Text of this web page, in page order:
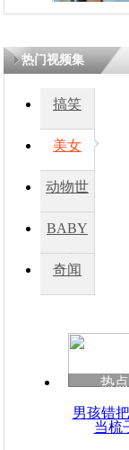
热门视频集
搞笑
美女
动物世
BABY
秀
奇闻
热
男孩错
当梳